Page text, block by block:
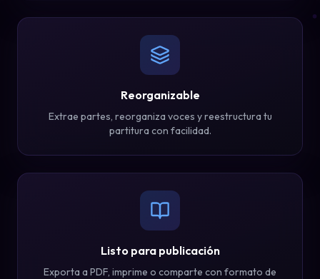
Reorganizable
Extrae partes, reorganiza voces y reestructura tu
partitura con facilidad.
Listo para publicación
Exporta a PDF, imprime o comparte con formato de